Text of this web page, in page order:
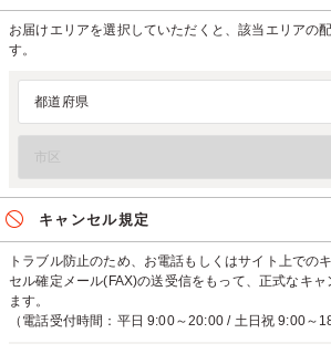
お届けエリアを選択していただくと、該当エリアの
す。
キャンセル規定
トラブル防止のため、お電話もしくはサイト上での
セル確定メール(FAX)の送受信をもって、正式なキャ
ます。
（電話受付時間：平日 9:00～20:00 / 土日祝 9:00～